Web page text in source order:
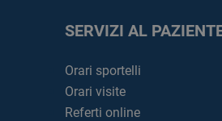
SERVIZI AL
Orari sportelli
Orari visite
Referti online